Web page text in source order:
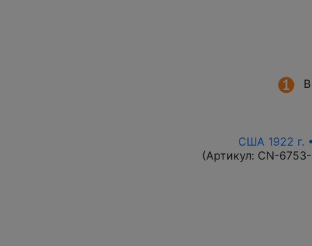
США 1922 г.
(Артикул: CN-